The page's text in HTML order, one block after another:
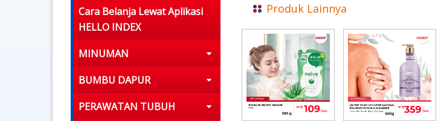
Cara Belanja Lewat Aplikasi
HELLO INDEX
MINUMAN
BUMBU DAPUR
PERAWATAN TUBUH
Produk Lainnya